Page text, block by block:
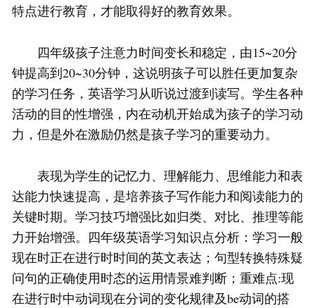
特点进行教育，才能取得好的教育效果。
四年级孩子注意力时间变长和稳定，由15~20分
钟提高到20~30分钟，这说明孩子可以胜任更加复杂
的学习任务，英语学习从听说过渡到读写。学生各种
活动的目的性增强，内在动机开始成为孩子的学习动
力，但是外在激励仍然是孩子学习的重要动力。
表现为学生的记忆力、理解能力、思维能力和表
达能力快速提高，是培养孩子写作能力和阅读能力的
关键时期。学习技巧增强比如归类、对比、推理等能
力开始增强。四年级英语学习知识点分析：学习一般
现在时正在进行时时间的英文表达；句型转换特殊疑
问句的正确使用时态的运用情景难判断；重难点:现
在进行时中动词现在分词的变化规律及be动词的搭